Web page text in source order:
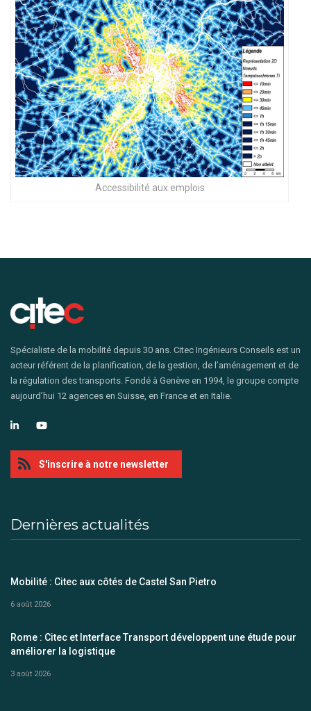
Accessibilité aux emplois
Spécialiste de la mobilité depuis 30 ans. Citec Ingénieurs Conseils est un
acteur référent de la planification, de la gestion, de l’aménagement et de
la régulation des transports. Fondé à Genève en 1994, le groupe compte
aujourd’hui 12 agences en Suisse, en France et en Italie.
S'inscrire à notre newsletter
Dernières actualités
Mobilité : Citec aux côtés de Castel San Pietro
6 août 2026
Rome : Citec et Interface Transport développent une étude pour
améliorer la logistique
3 août 2026